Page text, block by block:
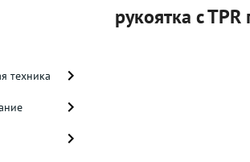
техника
рукоятка c